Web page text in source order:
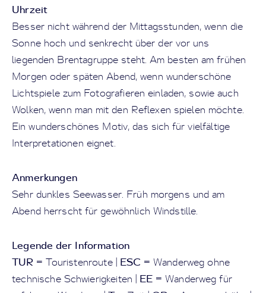
Uhrzeit
Besser nicht während der Mittagsstunden, wenn die
Sonne hoch und senkrecht über der vor uns
liegenden Brentagruppe steht. Am besten am frühen
Morgen oder späten Abend, wenn wunderschöne
Lichtspiele zum Fotografieren einladen, sowie auch
Wolken, wenn man mit den Reflexen spielen möchte.
Ein wunderschönes Motiv, das sich für vielfältige
Interpretationen eignet.
Anmerkungen
Sehr dunkles Seewasser. Früh morgens und am
Abend herrscht für gewöhnlich Windstille.
Legende der Information
TUR = Touristenroute | ESC = Wanderweg ohne
technische Schwierigkeiten | EE = Wanderweg für